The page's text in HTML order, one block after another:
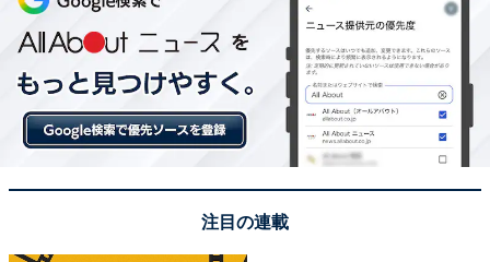
注目の連載